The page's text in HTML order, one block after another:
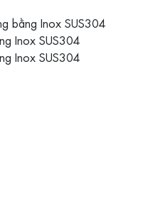
bằng Inox SUS304
Inox SUS304
Inox SUS304